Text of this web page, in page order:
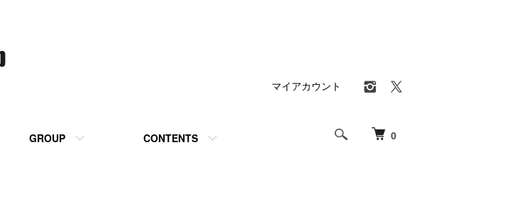
0
GROUP CONTENTS
マイアカウント